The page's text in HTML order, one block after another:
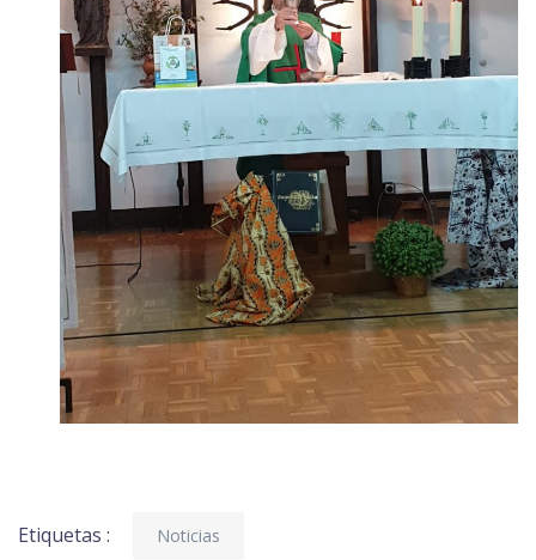
Etiquetas : Noticias